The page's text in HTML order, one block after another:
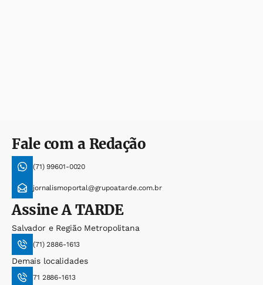
Fale com a Redação
(71) 99601-0020
jornalismoportal@grupoatarde.com.br
AssineA TARDE
Salvador e Região Metropolitana
(71) 2886-1613
Demais localidades
71 2886-1613